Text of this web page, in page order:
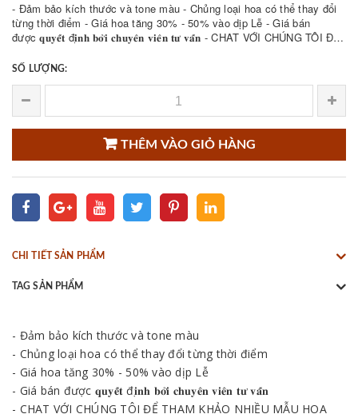
- Đảm bảo kích thước và tone màu - Chủng loại hoa có thể thay đổi
từng thời điểm - Giá hoa tăng 30% - 50% vào dịp Lễ - Giá bán
được 𝐪𝐮𝐲𝐞̂́𝐭 đ𝐢̣𝐧𝐡 𝐛𝐨̛̉𝐢 𝐜𝐡𝐮𝐲𝐞̂𝐧 𝐯𝐢𝐞̂𝐧 𝐭𝐮̛ 𝐯𝐚̂́𝐧 - CHAT VỚI CHÚNG TÔI ĐỂ
SỐ LƯỢNG:
THÊM VÀO GIỎ HÀNG
CHI TIẾT SẢN PHẨM
TAG SẢN PHẨM
- Đảm bảo kích thước và tone màu
- Chủng loại hoa có thể thay đổi từng thời điểm
- Giá hoa tăng 30% - 50% vào dịp Lễ
- Giá bán được 𝐪𝐮𝐲𝐞̂́𝐭 đ𝐢̣𝐧𝐡 𝐛𝐨̛̉𝐢 𝐜𝐡𝐮𝐲𝐞̂𝐧 𝐯𝐢𝐞̂𝐧 𝐭𝐮̛ 𝐯𝐚̂́𝐧
- CHAT VỚI CHÚNG TÔI ĐỂ THAM KHẢO NHIỀU MẪU HOA